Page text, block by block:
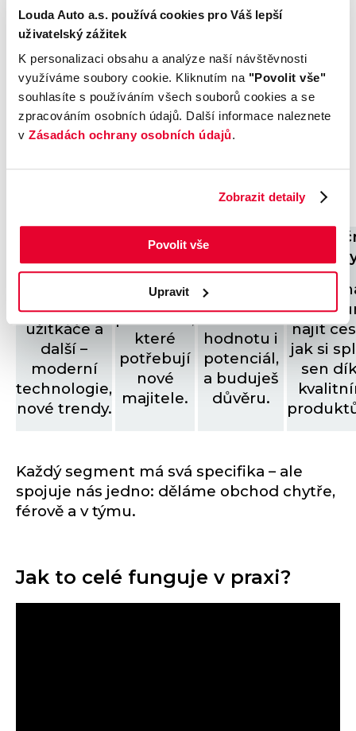
Louda Auto a.s. používá cookies pro Váš lepší
uživatelský zážitek
K personalizaci obsahu a analýze naší návštěvnosti
využíváme soubory cookie. Kliknutím na "Povolit vše"
souhlasíte s používáním všech souborů cookies a se
zpracováním osobních údajů. Další informace naleznete
v Zásadách ochrany osobních údajů.
Zobrazit detaily
Povolit vše
Upravit
U nás nejsi jen „prodejce“. Jsi
expert. Průvodce. Partner.
V Louda Auto věříme, že obchod dnes
není o tlaku, ale o důvěře. Proto hledáme
lidi, kteří chtějí zákazníkovi pomoct vybrat
to nejlepší – ať už je to vůz, financování
sedí.
ŠKODA,
BYD,
užitkáče a
další –
moderní
technologie,
nové trendy.
Louda
Auto+
Auta s
příběhem,
které
potřebují
nové
majitele.
vozů
odhadnout
hodnotu i
potenciál,
a buduješ
důvěru.
najít
jak si
sen
Každý segment má svá specifika – ale
spojuje nás jedno: děláme obchod chytře,
férově a v týmu.
Jak to celé funguje v praxi?